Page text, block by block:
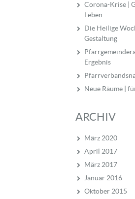
Corona-Krise |
Leben
Die Heilige
Gestaltung
Ergebnis
Neue Räume |
ARCHIV
März 2020
April 2017
März 2017
Januar 2016
Oktober 2015